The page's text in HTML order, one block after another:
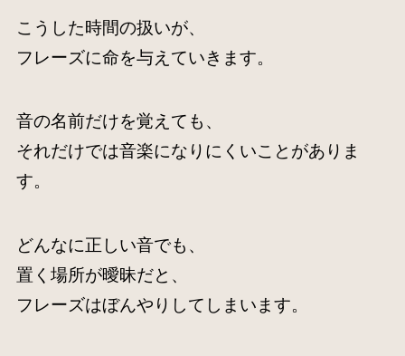
こうした時間の扱いが、
フレーズに命を与えていきます。
音の名前だけを覚えても、
それだけでは音楽になりにくいことがありま
す。
どんなに正しい音でも、
置く場所が曖昧だと、
フレーズはぼんやりしてしまいます。